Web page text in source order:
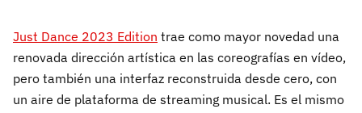
Just Dance 2023 Edition trae como mayor novedad una
renovada dirección artística en las coreografías en vídeo,
pero también una interfaz reconstruida desde cero, con
un aire de plataforma de streaming musical. Es el mismo